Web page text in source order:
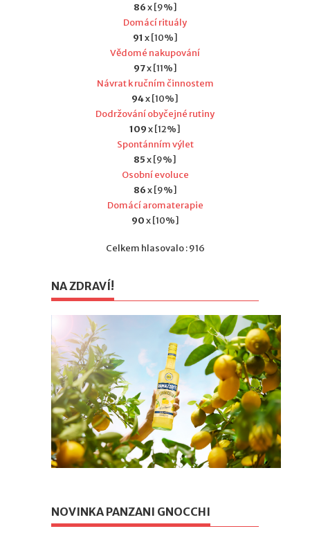
86x [9%]
Domácí rituály
91 x [10%]
Vědomé nakupování
97x [11%]
Návrat k ručním činnostem
94x [10%]
Dodržování obyčejné rutiny
109x [12%]
Spontánním výlet
85x [9%]
Osobní evoluce
86x [9%]
Domácí aromaterapie
90x [10%]
Celkem hlasovalo : 916
NA ZDRAVÍ!
NOVINKA PANZANI GNOCCHI